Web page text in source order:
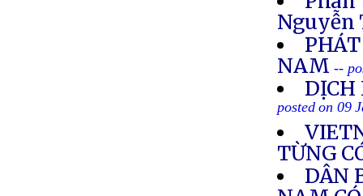
Nguyễn
NAM--
DỊCH
posted on 09
TỪNG
DÂN